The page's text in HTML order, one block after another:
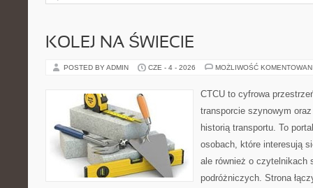
KOLEJ NA ŚWIECIE
POSTED BY ADMIN CZE - 4 - 2026 MOŻLIWOŚĆ
CTCU to cyfrowa
transporcie szynowym
historią transportu. To
osobach, które interesują
ale również o czytelnikach
podróżniczych. Strona